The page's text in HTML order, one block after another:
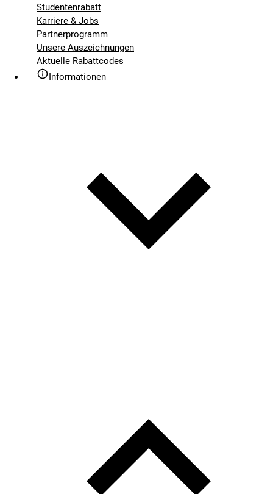
Studentenrabatt
Karriere & Jobs
Partnerprogramm
Unsere Auszeichnungen
Aktuelle Rabattcodes
Informationen